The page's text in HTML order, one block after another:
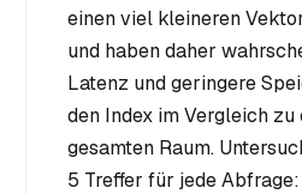
einen viel kleineren
und haben daher
Latenz und geringere
den Index im Vergleich
gesamten Raum.
5 Treffer für jede Abfrage: